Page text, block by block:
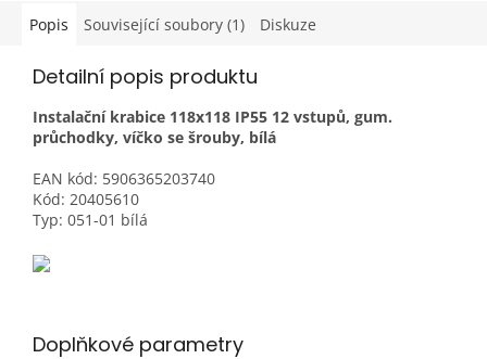
Popis Související soubory (1) Diskuze
Detailní popis produktu
Instalační krabice 118x118 IP55 12 vstupů, gum.
průchodky, víčko se šrouby, bílá
EAN kód: 5906365203740
Kód: 20405610
Typ: 051-01 bílá
Doplňkové parametry